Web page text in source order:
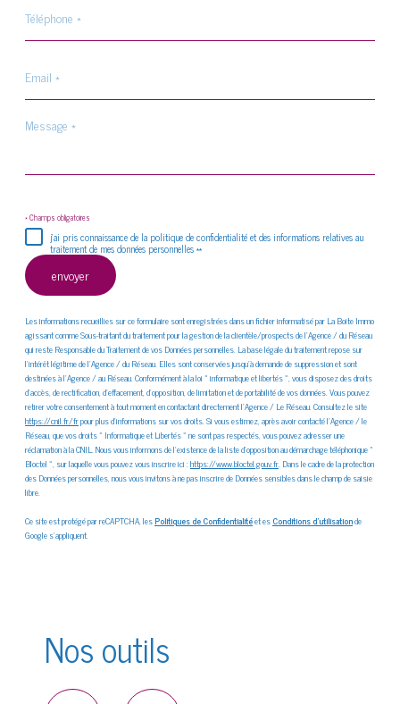
*
*
Message
* Champs obligatoires
j'ai pris connaissance de la politique de confidentialité et des informations relatives au
traitement de mes données personnelles **
envoyer
Les informations recueillies sur ce formulaire sont enregistrées dans un fichier informatisé par La Boite Immo
agissant comme Sous-traitant du traitement pour la gestion de la clientèle/prospects de l'Agence / du Réseau
qui reste Responsable du Traitement de vos Données personnelles. La base légale du traitement repose sur
l'intérêt légitime de l'Agence / du Réseau. Elles sont conservées jusqu'à demande de suppression et sont
destinées à l'Agence / au Réseau. Conformément à la loi « informatique et libertés », vous disposez des droits
d’accès, de rectification, d’effacement, d’opposition, de limitation et de portabilité de vos données. Vous pouvez
retirer votre consentement à tout moment en contactant directement l’Agence / Le Réseau. Consultez le site
https://cnil.fr/frpour plus d’informations sur vos droits. Si vous estimez, après avoir contacté l'Agence / le
Réseau, que vos droits « Informatique et Libertés » ne sont pas respectés, vous pouvez adresser une
réclamation à la CNIL. Nous vous informons de l’existence de la liste d'opposition au démarchage téléphonique «
Bloctel », sur laquelle vous pouvez vous inscrire ici :https://www.bloctel.gouv.fr. Dans le cadre de la protection
des Données personnelles, nous vous invitons à ne pas inscrire de Données sensibles dans le champ de saisie
libre.
Ce site est protégé par reCAPTCHA, lesPolitiques de Confidentialitéet esConditions d'utilisationde
Google s'appliquent.
Nos outils